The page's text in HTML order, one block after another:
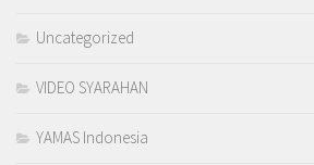
Uncategorized
VIDEO SYARAHAN
YAMAS Indonesia